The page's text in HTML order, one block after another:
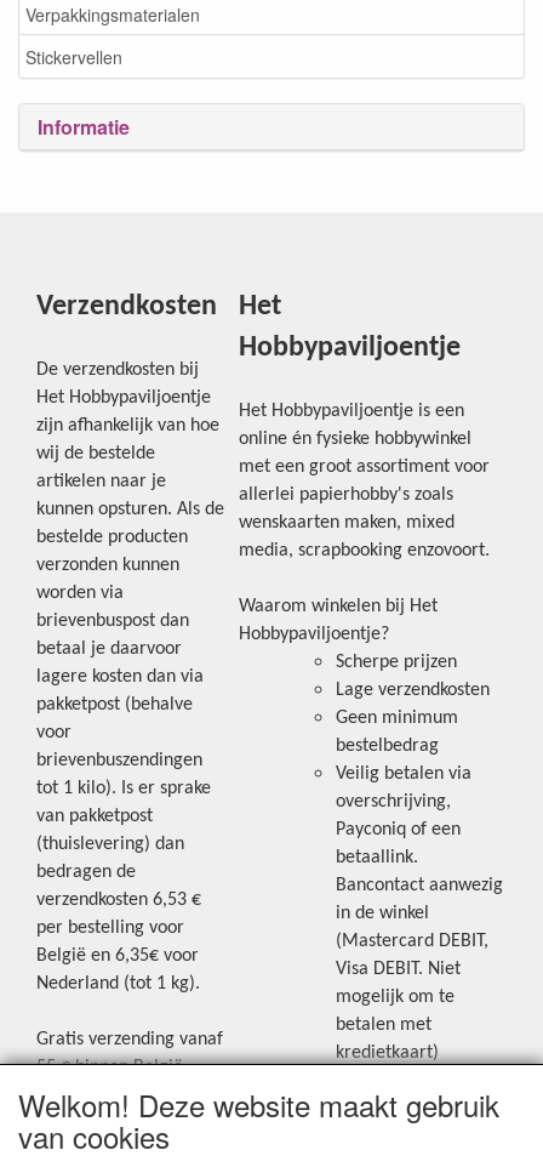
Verpakkingsmaterialen
Stickervellen
Informatie
Verzendkosten
De verzendkosten bij
Het Hobbypaviljoentje
zijn afhankelijk van hoe
wij de bestelde
artikelen naar je
kunnen opsturen. Als de
bestelde producten
verzonden kunnen
worden via
brievenbuspost dan
betaal je daarvoor
lagere kosten dan via
pakketpost (behalve
voor
brievenbuszendingen
tot 1 kilo). Is er sprake
van pakketpost
(thuislevering) dan
bedragen de
verzendkosten 6,53 €
per bestelling voor
België en 6,35€ voor
Nederland (tot 1 kg).
Gratis verzending vanaf
55 € binnen België.
Gratis verzending vanaf
65 € naar Nederland.
Levering andere
Het
Hobbypaviljoentje
Het Hobbypaviljoentje is een
online én fysieke hobbywinkel
met een groot assortiment voor
allerlei papierhobby's zoals
wenskaarten maken, mixed
media, scrapbooking enzovoort.
Waarom winkelen bij Het
Hobbypaviljoentje?
Scherpe prijzen
Lage verzendkosten
Geen minimum
bestelbedrag
Veilig betalen via
overschrijving,
Payconiq of een
betaallink.
Bancontact aanwezig
in de winkel
(Mastercard DEBIT,
Visa DEBIT. Niet
mogelijk om te
betalen met
kredietkaart)
Blijf op de hoogte van de laatste
Welkom! Deze website maakt gebruik
van cookies